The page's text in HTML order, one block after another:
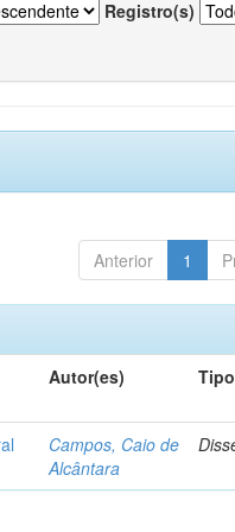
Registro(s)
Anterior 1
Autor(es) Tipo
Campos, Caio de
Alcântara